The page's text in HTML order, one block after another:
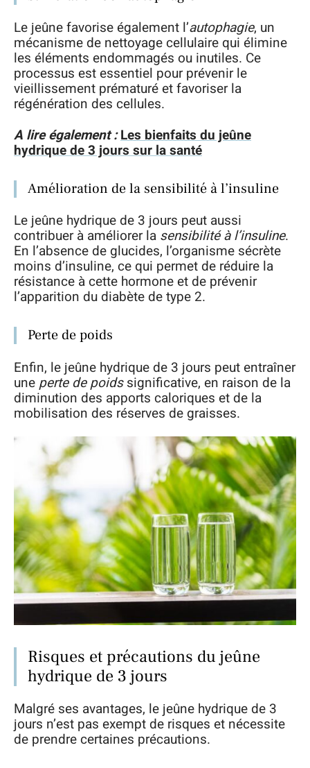
Le jeûne favorise également l’autophagie, un
mécanisme de nettoyage cellulaire qui élimine
les éléments endommagés ou inutiles. Ce
processus est essentiel pour prévenir le
vieillissement prématuré et favoriser la
régénération des cellules.
A lire également : Les bienfaits du jeûne
hydrique de 3 jours sur la santé
Amélioration de la sensibilité à l’insuline
Le jeûne hydrique de 3 jours peut aussi
contribuer à améliorer la sensibilité à l’insuline.
En l’absence de glucides, l’organisme sécrète
moins d’insuline, ce qui permet de réduire la
résistance à cette hormone et de prévenir
l’apparition du diabète de type 2.
Perte de poids
Enfin, le jeûne hydrique de 3 jours peut entraîner
une perte de poidssignificative, en raison de la
diminution des apports caloriques et de la
mobilisation des réserves de graisses.
Risques et précautions du jeûne
hydrique de 3 jours
Malgré ses avantages, le jeûne hydrique de 3
jours n’est pas exempt de risques et nécessite
de prendre certaines précautions.